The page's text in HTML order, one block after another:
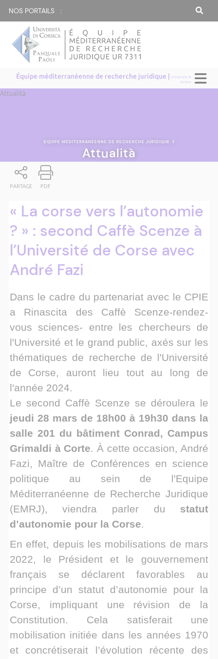
NOS PORTAILS :
Équipe méditerranéenne de recherche juridique |Università di
Corsica
Attualità
ÉQUIPE MÉDITERRANÉENNE DE RECHERCHE JURIDIQUE |
Attualità
PARTAGE PDF
« La corse vers l’autonomie
? » : second Caffè Scenze à
l’Université de Corse avec
André Fazi
Dans le cadre du partenariat avec le CPIE
a Rinascita des Caffè Scenze-rendez-
vous sciences- entre les chercheurs de
l'Université et le grand public, axés sur les
thématiques de recherche de l'Université
de Corse, auront lieu tout au long de
l'année 2024.
Le second Caffè Scenze se déroulera le
jeudi 28 mars de 18h00 à 19h30 dans la
salle 201 du bâtiment Conrad, Campus
Grimaldi à Corte. À cette occasion, André
Fazi, Maître de Conférences en science
politique au sein de l'Equipe
Méditerranéenne de Recherche Juridique
(EMRJ), viendra parler du statut
d’autonomie pour la Corse.
En effet, depuis les mobilisations de mars
2022, le Président et le gouvernement
français se déclarent favorables au
principe d’un statut d’autonomie pour la
Corse, impliquant une révision de la
Constitution. Cela satisferait une
mobilisation initiée dans les années 1970
et concrétiserait l’évolution récente des